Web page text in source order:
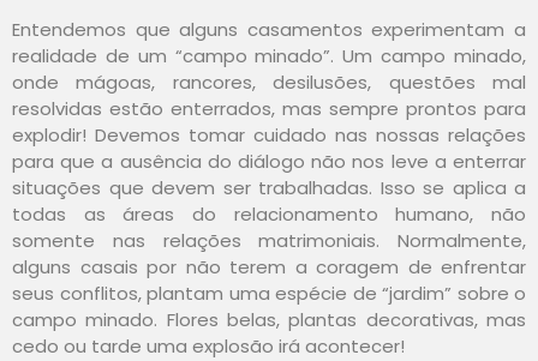
Entendemos que alguns casamentos experimentam a
realidade de um “campo minado”. Um campo minado,
onde mágoas, rancores, desilusões, questões mal
resolvidas estão enterrados, mas sempre prontos para
explodir! Devemos tomar cuidado nas nossas relações
para que a ausência do diálogo não nos leve a enterrar
situações que devem ser trabalhadas. Isso se aplica a
todas as áreas do relacionamento humano, não
somente nas relações matrimoniais. Normalmente,
alguns casais por não terem a coragem de enfrentar
seus conflitos, plantam uma espécie de “jardim” sobre o
campo minado. Flores belas, plantas decorativas, mas
cedo ou tarde uma explosão irá acontecer!